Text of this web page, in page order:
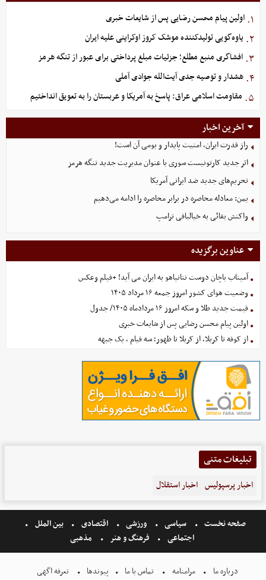
۱. اولین پیام محسن رضایی پس از شایعات خبری
۲. یاوه‌گویی تولیدکننده موشک کروز اوکراینی علیه ایران
۳. افشاگری منبع مطلع؛ جزئیات مبلغ پرداختی برای عبور از تنگه هرمز
۴. هشدار و توصیه جدی آیت‌الله جوادی آملی
۵. مقاومت اسلامی عراق: پاسخ به آمریکا و عربستان را به تعویق انداختیم
آخرین اخبار
راز قدرت ایران، امنیت پایدار و بومی آن است!
اثر جدید کارتونیست سوری با عنوان مدیریت جدید تنگه هرمز
تحریم‌های جدید ضد ایرانی آمریکا
یمن: معادله محاصره در برابر محاصره را ادامه می‌دهیم
واکنش بقائی به خیالبافی ترامپ
عناوین برگزیده
آمیتاب باچان دوست نتانیاهو به ایران می آید! +فیلم وعکس
وضعیت هوای کشور امروز جمعه ۱۶ مرداد ۱۴۰۵
قیمت جدید طلا و سکه امروز ۱۶ مردادماه ۱۴۰۵/ جدول
اولین پیام محسن رضایی پس از شایعات خبری
از کوفه تا کربلا، از کربلا تا ظهور؛ سه قیام ، یک جبهه
تبلیغات متنی
اخبار پرسپولیس اخبار استقلال
صفحه نخست سیاسی ورزشی اقتصادی
بین الملل
اجتماعی
فرهنگ و هنر مذهبی
درباره ما مرامنامه تماس با ما پیوندها تعرفه اگهی